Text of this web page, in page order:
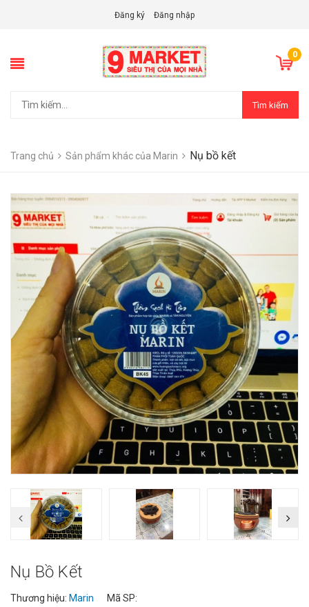
Đăng ký Đăng nhập
0
Tìm kiếm
Trang chủ Sản phẩm khác của Marin Nụ bồ kết
Nụ Bồ Kết
Thương hiệu: Marin Mã SP: